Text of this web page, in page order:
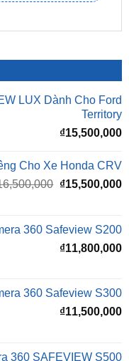
LUX Dành Cho Ford
Territory
₫15,500,000
Cho Xe Honda CRV
Giá
₫16,500,000.
₫15,500,000
360 Safeview S200
₫11,800,000
360 Safeview S300
₫11,500,000
360 SAFEVIEW S500